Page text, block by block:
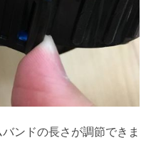
ンドの長さが調節できま